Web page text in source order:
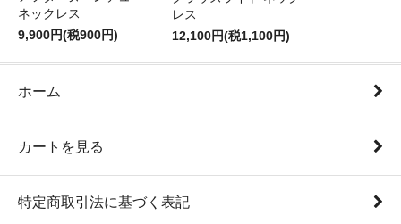
ネックレス
9,900円(税900円)
レス
12,100円(税1,100円)
ホーム
カートを見る
特定商取引法に基づく表記